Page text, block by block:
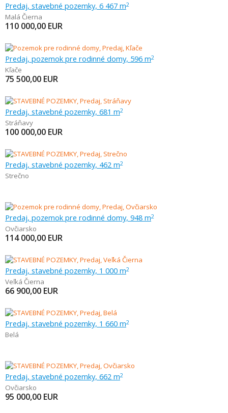
Predaj, stavebné pozemky, 6 467 m2
Malá Čierna
110 000,00 EUR
Predaj, pozemok pre rodinné domy, 596 m2
Kľače
75 500,00 EUR
Predaj, stavebné pozemky, 681 m2
Stráňavy
100 000,00 EUR
Predaj, stavebné pozemky, 462 m2
Strečno
Predaj, pozemok pre rodinné domy, 948 m2
Ovčiarsko
114 000,00 EUR
Predaj, stavebné pozemky, 1 000 m2
Veľká Čierna
66 900,00 EUR
Predaj, stavebné pozemky, 1 660 m2
Belá
Predaj, stavebné pozemky, 662 m2
Ovčiarsko
95 000,00 EUR